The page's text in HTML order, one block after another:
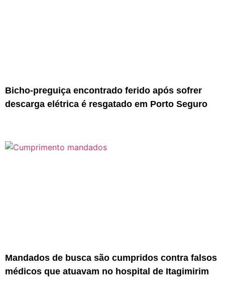
Bicho-preguiça encontrado ferido após sofrer
descarga elétrica é resgatado em Porto Seguro
Mandados de busca são cumpridos contra falsos
médicos que atuavam no hospital de Itagimirim